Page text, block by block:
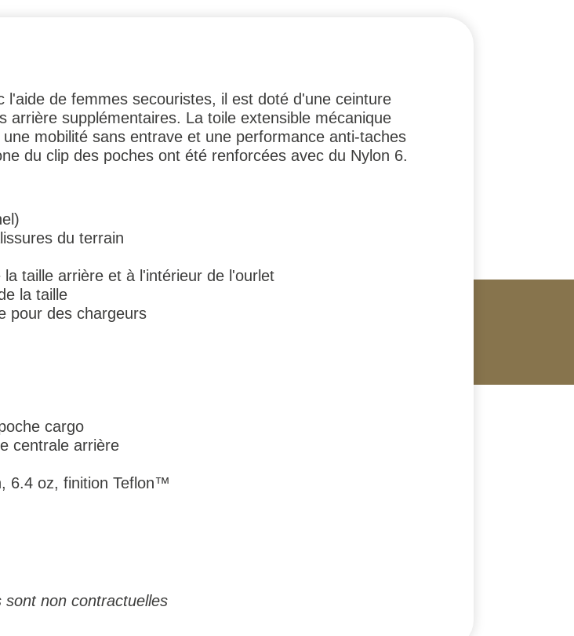
de femmes secouristes, il est doté d'une ceinture
supplémentaires. La toile extensible mécanique
mobilité sans entrave et une performance anti-taches
du clip des poches ont été renforcées avec du Nylon 6.
du terrain
taille arrière et à l'intérieur de l'ourlet
la taille
pour des chargeurs
cargo
centrale arrière
6.4 oz, finition Teflon™
non contractuelles